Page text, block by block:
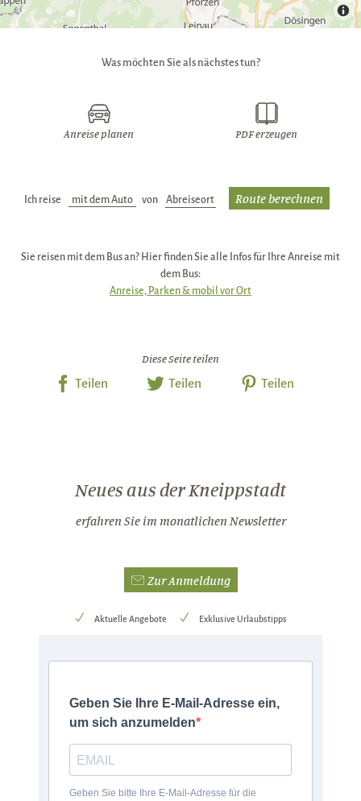
Was möchten Sie als nächstes tun?
Anreise planen PDF erzeugen
Ich reise Verkehrsmittel: von Abreiseort:
Sie reisen mit dem Bus an? Hier finden Sie alle Infos für Ihre Anreise mit
dem Bus:
Anreise, Parken & mobil vor Ort
Diese Seite teilen
Teilen Teilen Teilen
Neues aus der Kneippstadt
erfahren Sie im monatlichen Newsletter
Zur Anmeldung
Aktuelle Angebote Exklusive Urlaubstipps
Geben Sie Ihre E-Mail-Adresse ein,
um sich anzumelden
Geben Sie bitte Ihre E-Mail-Adresse für die